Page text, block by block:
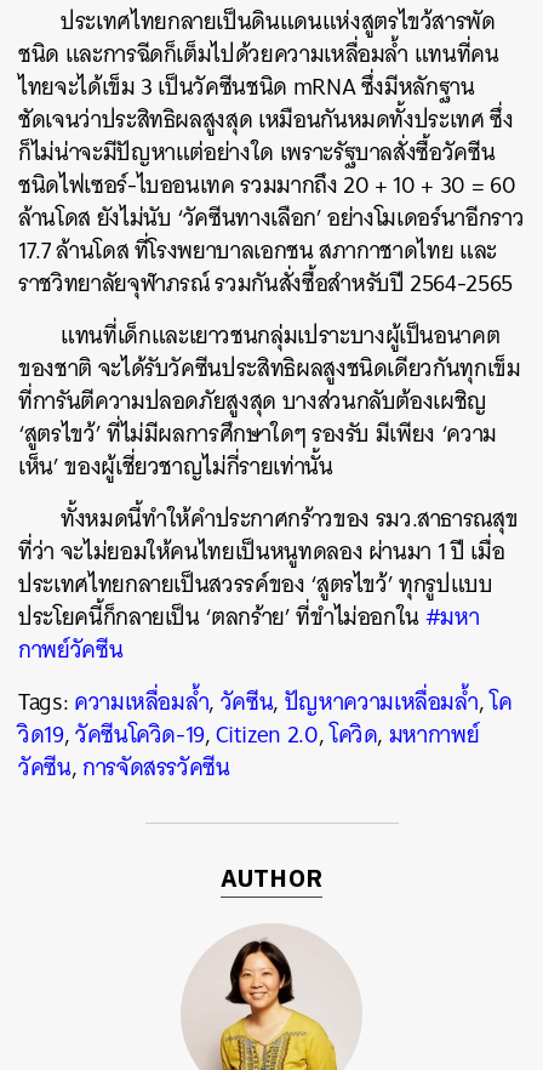
ประเทศไทยกลายเป็นดินแดนแห่งสูตรไขว้สารพัด
ชนิด และการฉีดก็เต็มไปด้วยความเหลื่อมล้ำ แทนที่คน
ไทยจะได้เข็ม 3 เป็นวัคซีนชนิด mRNA ซึ่งมีหลักฐาน
ชัดเจนว่าประสิทธิผลสูงสุด เหมือนกันหมดทั้งประเทศ ซึ่ง
ก็ไม่น่าจะมีปัญหาแต่อย่างใด เพราะรัฐบาลสั่งซื้อวัคซีน
ชนิดไฟเซอร์-ไบออนเทค รวมมากถึง 20 + 10 + 30 = 60
ล้านโดส ยังไม่นับ ‘วัคซีนทางเลือก’ อย่างโมเดอร์นาอีกราว
17.7 ล้านโดส ที่โรงพยาบาลเอกชน สภากาชาดไทย และ
ราชวิทยาลัยจุฬาภรณ์ รวมกันสั่งซื้อสำหรับปี 2564-2565
แทนที่เด็กและเยาวชนกลุ่มเปราะบางผู้เป็นอนาคต
ของชาติ จะได้รับวัคซีนประสิทธิผลสูงชนิดเดียวกันทุกเข็ม
ที่การันตีความปลอดภัยสูงสุด บางส่วนกลับต้องเผชิญ
‘สูตรไขว้’ ที่ไม่มีผลการศึกษาใดๆ รองรับ มีเพียง ‘ความ
เห็น’ ของผู้เชี่ยวชาญไม่กี่รายเท่านั้น
ทั้งหมดนี้ทำให้คำประกาศกร้าวของ รมว.สาธารณสุข
ที่ว่า จะไม่ยอมให้คนไทยเป็นหนูทดลอง ผ่านมา 1 ปี เมื่อ
ประเทศไทยกลายเป็นสวรรค์ของ ‘สูตรไขว้’ ทุกรูปแบบ
ประโยคนี้ก็กลายเป็น ‘ตลกร้าย’ ที่ขำไม่ออกใน#มหา
กาพย์วัคซีน
Tags:ความเหลื่อมล้ำ,วัคซีน,ปัญหาความเหลื่อมล้ำ,โค
วิด19,วัคซีนโควิด-19,Citizen 2.0,โควิด,มหากาพย์
วัคซีน,การจัดสรรวัคซีน
AUTHOR